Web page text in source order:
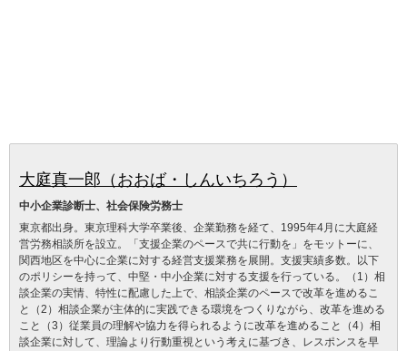
大庭真一郎（おおば・しんいちろう）
中小企業診断士、社会保険労務士
東京都出身。東京理科大学卒業後、企業勤務を経て、1995年4月に大庭経
営労務相談所を設立。「支援企業のペースで共に行動を」をモットーに、
関西地区を中心に企業に対する経営支援業務を展開。支援実績多数。以下
のポリシーを持って、中堅・中小企業に対する支援を行っている。（1）相
談企業の実情、特性に配慮した上で、相談企業のペースで改革を進めるこ
と（2）相談企業が主体的に実践できる環境をつくりながら、改革を進める
こと（3）従業員の理解や協力を得られるように改革を進めること（4）相
談企業に対して、理論より行動重視という考えに基づき、レスポンスを早